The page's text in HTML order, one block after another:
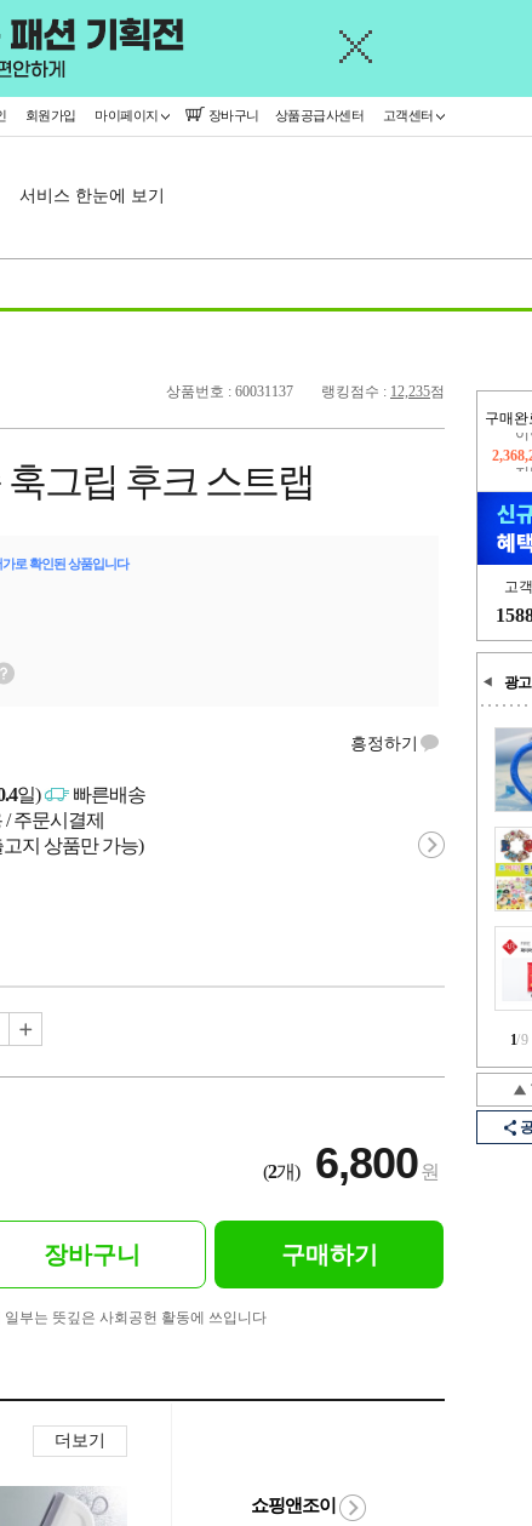
회원가입 마이페이지 장바구니 상품공급사센터 고객센터
서비스 한눈에 보기
구매완
고
광고
1/9
상품번호 : 60031137 랭킹점수 : 12,235점
그립 후크 스트랩
로 확인된 상품입니다
흥정하기
일)
빠른배송
주문시결제
지 상품만 가능)
(2개) 6,800원
장바구니 구매하기
일부는 뜻깊은 사회공헌 활동에 쓰입니다
더보기
쇼핑앤조이